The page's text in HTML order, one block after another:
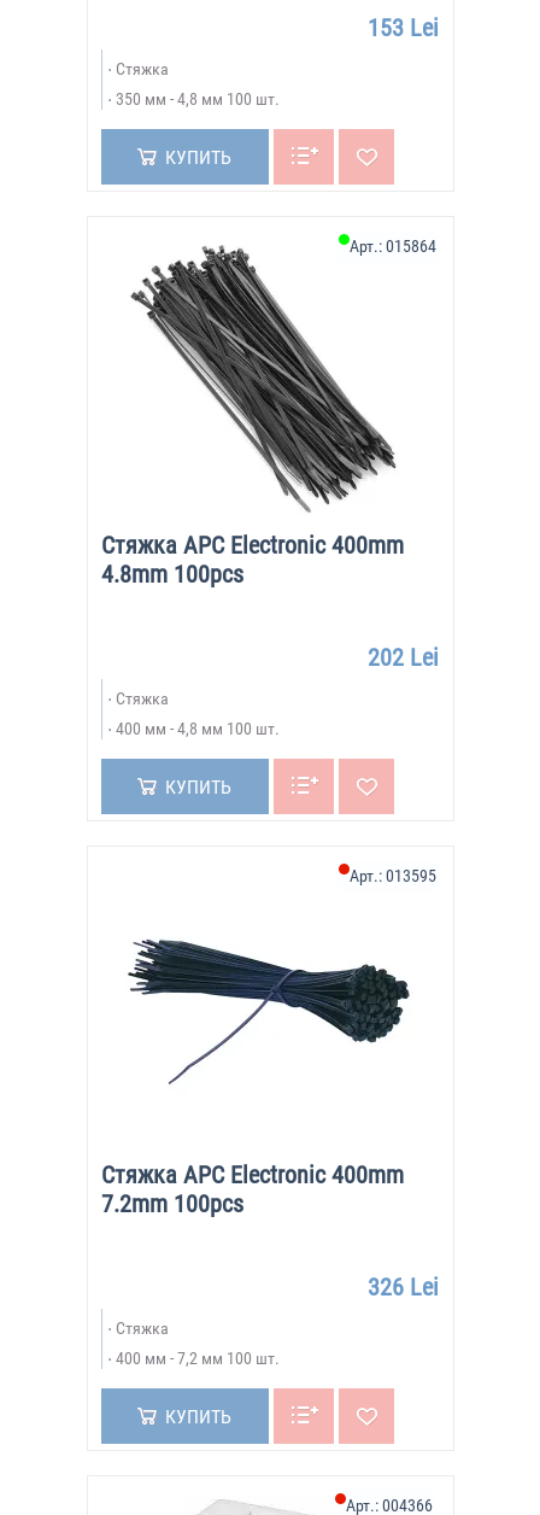
153 Lei
Стяжка
350 мм - 4,8 мм 100 шт.
КУПИТЬ
Стяжка APC Electronic 400mm
4.8mm 100pcs
Арт.:015864
202 Lei
Стяжка
400 мм - 4,8 мм 100 шт.
КУПИТЬ
Стяжка APC Electronic 400mm
7.2mm 100pcs
Арт.:013595
326 Lei
Стяжка
400 мм - 7,2 мм 100 шт.
КУПИТЬ
Арт.:004366